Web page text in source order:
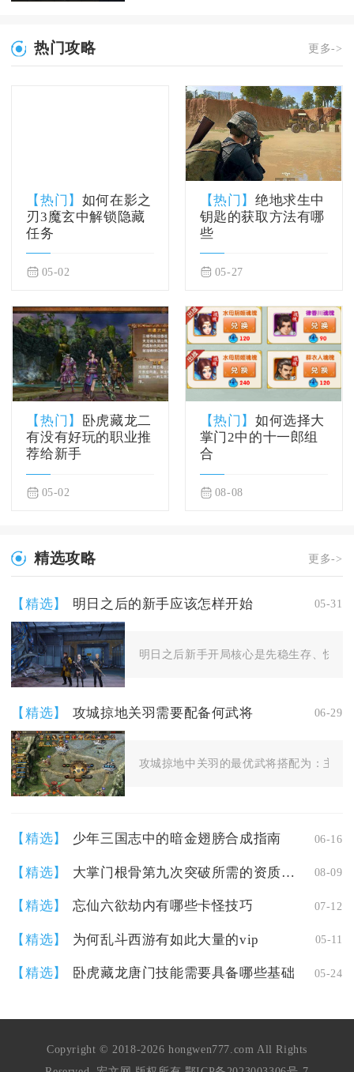
热门攻略 更多->
【热门】 如何在影之
刃3魔玄中解锁隐藏
任务
05-02
【热门】绝地求生中
钥匙的获取方法有哪
些
05-27
【热门】
卧虎藏龙二
有没有好玩的职业推
荐给新手
05-02
【热门】如何选择大
掌门2中的十一郎组
合
08-08
精选攻略 更多->
【精选】 明日之后的新手应该怎样开始 05-31
明日之后新手开局核心是先稳生存、快速
【精选】 攻城掠地关羽需要配备何武将 06-29
攻城掠地中关羽的最优武将搭配为：主将
【精选】 少年三国志中的暗金翅膀合成指南 06-16
【精选】 大掌门根骨第九次突破所需的资质是多少 08-09
【精选】 忘仙六欲劫内有哪些卡怪技巧 07-12
【精选】 为何乱斗西游有如此大量的vip 05-11
【精选】 卧虎藏龙唐门技能需要具备哪些基础 05-24
Copyright © 2018-2026 hongwen777.com All Rights